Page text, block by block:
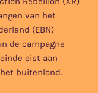
van het
(EBN)
de campagne
eist aan
buitenland.